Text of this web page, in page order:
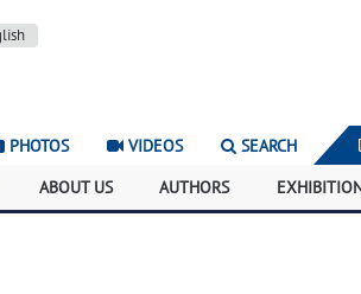
PHOTOS VIDEOS SEARCH
ABOUT US AUTHORS